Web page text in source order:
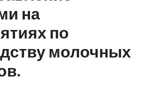
недорого.
и
вентиляции.
на
по
молочных